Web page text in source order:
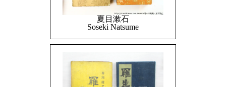
夏目漱石
Soseki Natsume